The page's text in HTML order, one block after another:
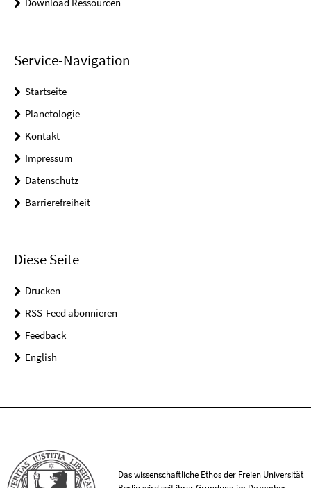
Download Ressourcen
Service-Navigation
Startseite
Planetologie
Kontakt
Impressum
Datenschutz
Barrierefreiheit
Diese Seite
Drucken
RSS-Feed abonnieren
Feedback
English
Das wissenschaftliche Ethos der Freien Universität